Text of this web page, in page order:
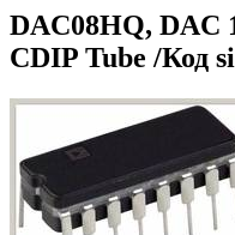
DAC08HQ, DAC
CDIP Tube /Код